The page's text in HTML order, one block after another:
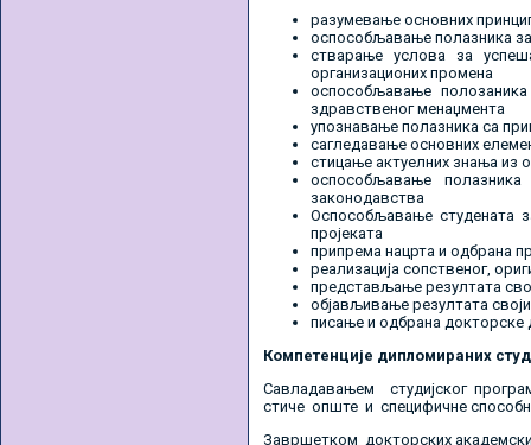
разумевање основних
оспособљавање полазника
стварање услова за
организационих промена
оспособљавање
здравственог менаџмента
упознавање полазника са
сагледавање основних
стицање актуелних знања из
оспособљавање
законодавства
Оспособљавање студената
пројеката
припрема нацрта и одбрана
реализација сопственог,
представљање резултата
објављивање резултата
писање и одбрана докторске
Компетенције дипломираних
Савладавањем студијског
стиче опште и специфичне
Завршетком докторских